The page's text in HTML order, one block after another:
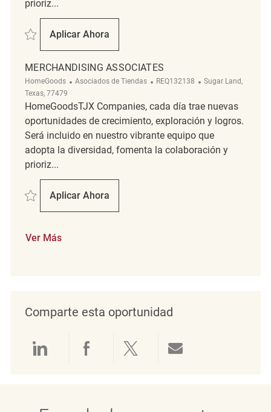
prioriz...
Salvar Merchandising associate REQ140241
Aplicar Ahora
Merchandising Associate
MERCHANDISING ASSOCIATES
HomeGoods Categoría
Asociados de Tiendas ReqId
REQ132138 Ubicación
Sugar Land,
Texas, 77479
HomeGoodsTJX Companies, cada día trae nuevas
oportunidades de crecimiento, exploración y logros.
Será incluido en nuestro vibrante equipo que
adopta la diversidad, fomenta la colaboración y
prioriz...
Salvar Merchandising associates REQ132138
Aplicar Ahora
Merchandising Associates
Ver Más
Comparte esta oportunidad
Compartir a través de LinkedIn
Compartir a través de
Compartir a través